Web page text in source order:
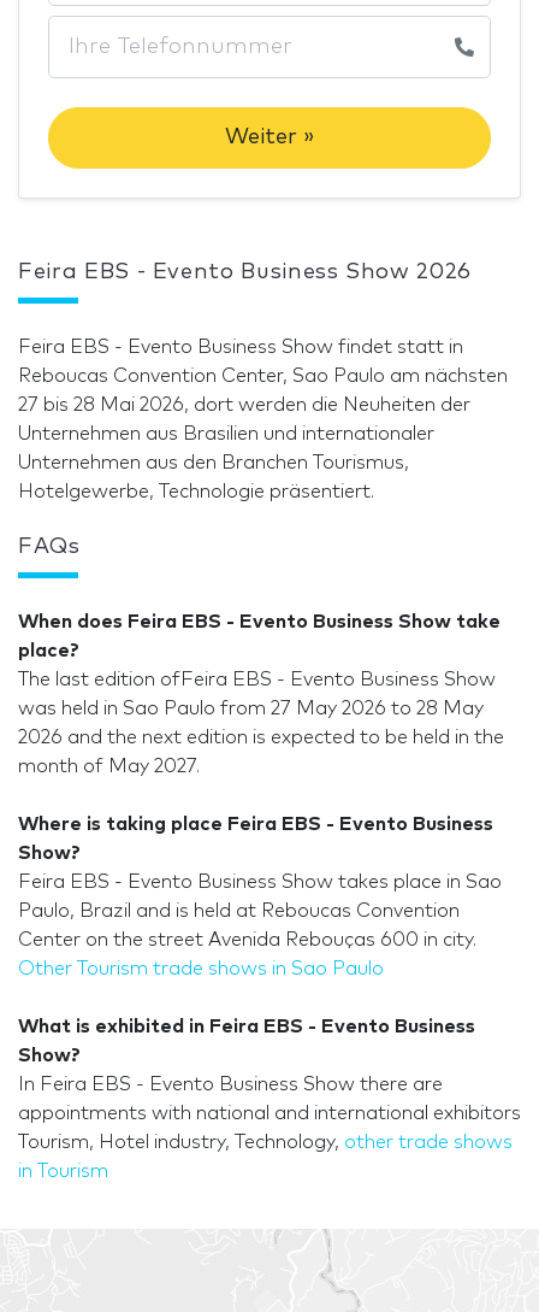
Weiter »
Feira EBS - Evento Business Show 2026
Feira EBS - Evento Business Show findet statt in
Reboucas Convention Center, Sao Paulo am nächsten
27 bis 28 Mai 2026, dort werden die Neuheiten der
Unternehmen aus Brasilien und internationaler
Unternehmen aus den Branchen Tourismus,
Hotelgewerbe, Technologie präsentiert.
FAQs
When does Feira EBS - Evento Business Show take
place?
The last edition ofFeira EBS - Evento Business Show
was held in Sao Paulo from 27 May 2026 to 28 May
2026 and the next edition is expected to be held in the
month of May 2027.
Where is taking place Feira EBS - Evento Business
Show?
Feira EBS - Evento Business Show takes place in Sao
Paulo, Brazil and is held at Reboucas Convention
Center on the street Avenida Rebouças 600 in city.
Other Tourism trade shows in Sao Paulo
What is exhibited in Feira EBS - Evento Business
Show?
In Feira EBS - Evento Business Show there are
appointments with national and international exhibitors
Tourism, Hotel industry, Technology, other trade shows
in Tourism